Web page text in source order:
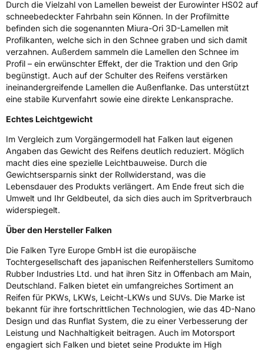
Durch die Vielzahl von Lamellen beweist der Eurowinter HS02 auf
schneebedeckter Fahrbahn sein Können. In der Profilmitte
befinden sich die sogenannten Miura-Ori 3D-Lamellen mit
Profilkanten, welche sich in den Schnee graben und sich damit
verzahnen. Außerdem sammeln die Lamellen den Schnee im
Profil – ein erwünschter Effekt, der die Traktion und den Grip
begünstigt. Auch auf der Schulter des Reifens verstärken
ineinandergreifende Lamellen die Außenflanke. Das unterstützt
eine stabile Kurvenfahrt sowie eine direkte Lenkansprache.
Echtes Leichtgewicht
Im Vergleich zum Vorgängermodell hat Falken laut eigenen
Angaben das Gewicht des Reifens deutlich reduziert. Möglich
macht dies eine spezielle Leichtbauweise. Durch die
Gewichtsersparnis sinkt der Rollwiderstand, was die
Lebensdauer des Produkts verlängert. Am Ende freut sich die
Umwelt und Ihr Geldbeutel, da sich dies auch im Spritverbrauch
widerspiegelt.
Über den Hersteller Falken
Die Falken Tyre Europe GmbH ist die europäische
Tochtergesellschaft des japanischen Reifenherstellers Sumitomo
Rubber Industries Ltd. und hat ihren Sitz in Offenbach am Main,
Deutschland. Falken bietet ein umfangreiches Sortiment an
Reifen für PKWs, LKWs, Leicht-LKWs und SUVs. Die Marke ist
bekannt für ihre fortschrittlichen Technologien, wie das 4D-Nano
Design und das Runflat System, die zu einer Verbesserung der
Leistung und Nachhaltigkeit beitragen. Auch im Motorsport
engagiert sich Falken und bietet seine Produkte im High